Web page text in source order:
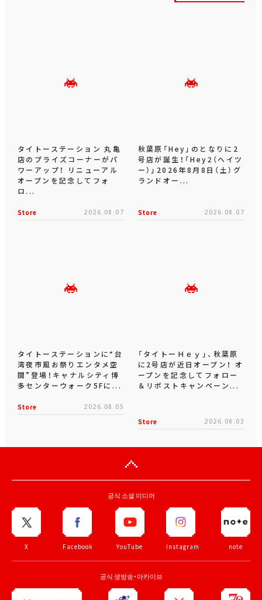
タイトーステーション 丸亀
店のプライズコーナーがパ
ワーアップ！ リニューアル
オープンを記念してフォ
ロ...
Store 2026.08.07
秋葉原「Hey」のとなりに2
号店が誕生！「Hey2（ヘイツ
ー）」2026年8月8日（土）グ
ランドオー...
Store 2026.08.07
タイトーステーションに“台
湾夜市風お祭りエンタメ空
間”登場！キャナルシティ博
多センターウォーク5Fに...
Store 2026.08.05
「タイトーＨｅｙ」、秋葉原
に2号店が近日オープン！ オ
ープンを記念してフォロー
＆リポストキャンペーン...
Store 2026.08.03
공식 소셜 미디어
X Facebook YouTube Instagram note
공식 생방송・아카이브